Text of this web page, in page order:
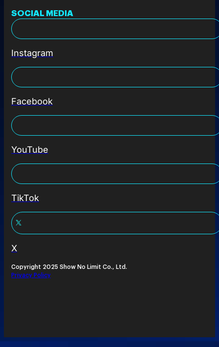
SOCIAL MEDIA
Instagram
Facebook
YouTube
TikTok
X
Copyright 2025 Show No Limit Co., Ltd.
Privacy Policy